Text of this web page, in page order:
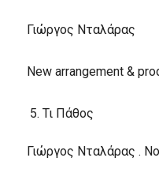
Γιώργος Νταλάρας
New arrangement &
Τι Πάθος
Γιώργος Νταλάρας .